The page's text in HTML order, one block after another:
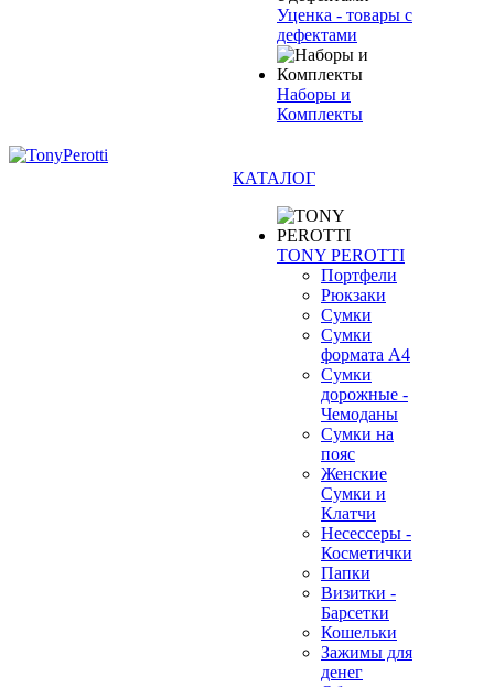
Уценка - товары с
дефектами
Наборы и
Комплекты
КАТАЛОГ
TONY PEROTTI
Портфели
Рюкзаки
Сумки
Сумки
формата А4
Сумки
дорожные -
Чемоданы
Сумки на
пояс
Женские
Сумки и
Клатчи
Несессеры -
Косметички
Папки
Визитки -
Барсетки
Кошельки
Зажимы для
денег